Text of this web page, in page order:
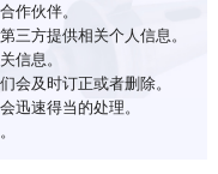
作伙伴。
三方提供相关个人信息。
信息。
会及时订正或者删除。
迅速得当的处理。